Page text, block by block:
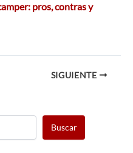
pros, contras y
SIGUIENTE
Buscar